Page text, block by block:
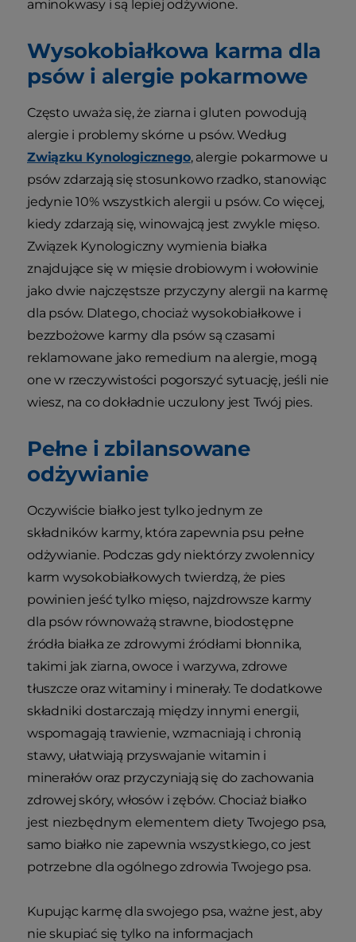
aminokwasy i są lepiej odżywione.
Wysokobiałkowa karma dla
psów i alergie pokarmowe
Często uważa się, że ziarna i gluten powodują
alergie i problemy skórne u psów. Według
Związku Kynologicznego, alergie pokarmowe u
psów zdarzają się stosunkowo rzadko, stanowiąc
jedynie 10% wszystkich alergii u psów. Co więcej,
kiedy zdarzają się, winowajcą jest zwykle mięso.
Związek Kynologiczny wymienia białka
znajdujące się w mięsie drobiowym i wołowinie
jako dwie najczęstsze przyczyny alergii na karmę
dla psów. Dlatego, chociaż wysokobiałkowe i
bezzbożowe karmy dla psów są czasami
reklamowane jako remedium na alergie, mogą
one w rzeczywistości pogorszyć sytuację, jeśli nie
wiesz, na co dokładnie uczulony jest Twój pies.
Pełne i zbilansowane
odżywianie
Oczywiście białko jest tylko jednym ze
składników karmy, która zapewnia psu pełne
odżywianie. Podczas gdy niektórzy zwolennicy
karm wysokobiałkowych twierdzą, że pies
powinien jeść tylko mięso, najzdrowsze karmy
dla psów równoważą strawne, biodostępne
źródła białka ze zdrowymi źródłami błonnika,
takimi jak ziarna, owoce i warzywa, zdrowe
tłuszcze oraz witaminy i minerały. Te dodatkowe
składniki dostarczają między innymi energii,
wspomagają trawienie, wzmacniają i chronią
stawy, ułatwiają przyswajanie witamin i
minerałów oraz przyczyniają się do zachowania
zdrowej skóry, włosów i zębów. Chociaż białko
jest niezbędnym elementem diety Twojego psa,
samo białko nie zapewnia wszystkiego, co jest
potrzebne dla ogólnego zdrowia Twojego psa.
Kupując karmę dla swojego psa, ważne jest, aby
nie skupiać się tylko na informacjach